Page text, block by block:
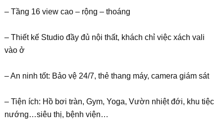
– Tầng 16 view cao – rộng – thoáng
– Thiết kế Studio đầy đủ nội thất, khách chỉ việc xách vali
vào ở
– An ninh tốt: Bảo vệ 24/7, thẻ thang máy, camera giám sát
– Tiện ích: Hồ bơi tràn, Gym, Yoga, Vườn nhiệt đới, khu tiệc
nướng…siêu thị, bệnh viện…